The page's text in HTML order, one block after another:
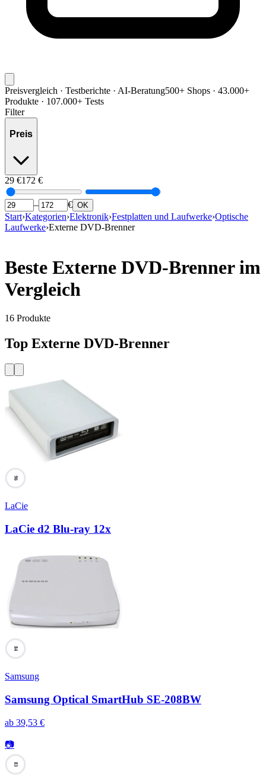
Preisvergleich · Testberichte · AI-Beratung500+ Shops · 43.000+
Produkte · 107.000+ Tests
Filter
Preis
29 €172 €
– € OK
Start›Kategorien›Elektronik›Festplatten und Laufwerke›Optische
Laufwerke›Externe DVD-Brenner
Beste Externe DVD-Brenner im
Vergleich
16 Produkte
Top Externe DVD-Brenner
96
LaCie
LaCie d2 Blu-ray 12x
84
Samsung
Samsung Optical SmartHub SE-208BW
ab 39,53 €
📷
83